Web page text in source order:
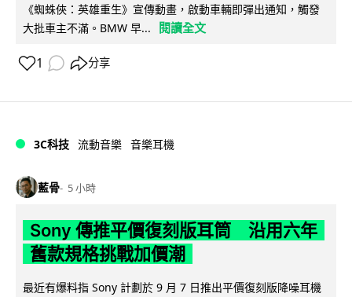
《蜘蛛俠：英雄重生》宣傳動畫，啟動車輛即彈出通知，觸發
大批車主不滿。BMW 早...
閱讀全文
1 分享
3C科技 流動音樂 音樂耳機
藍骨 5 小時
Sony 傳推平價復刻版耳筒 沿用六年
舊款規格挑戰加價潮
最近有爆料指 Sony 計劃於 9 月 7 日推出平價復刻版降噪耳機